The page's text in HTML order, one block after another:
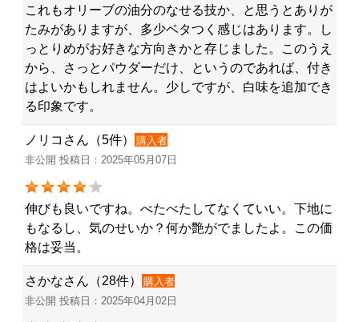
これもオリーブの油分のなせる技か、と思うとありが
たみがありますが、多少ベタつく感じはあります。し
っとりめがお好きな方向きかと存じました。このうえ
から、さっとパウダーだけ、というのであれば、付き
はよいかもしれません。少しですが、白味を追加でき
る印象です。
ノリコさん（5件）
購入者
非公開 投稿日：2025年05月07日
伸びも良いですね。べたべたしてなくていい。下地に
もなるし、気のせいか？何か艶がでましたよ。この価
格は妥当。
さかなさん（28件）
購入者
非公開 投稿日：2025年04月02日